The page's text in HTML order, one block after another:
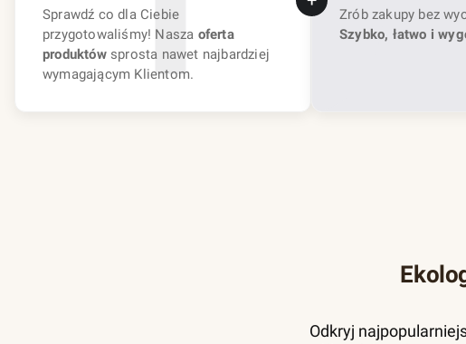
Sprawdź co dla Ciebie
przygotowaliśmy! Nasza oferta
produktówsprosta nawet najbardziej
wymagającym Klientom.
Zrób zakupy bez
Szybko, łatwo i
Odkryj